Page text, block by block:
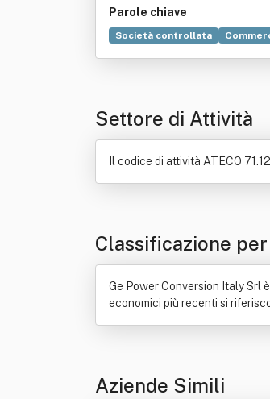
Parole chiave
Società controllata
Settore di Attività
Il codice di attività ATECO
Classificazione
Ge Power Conversion Italy Srl
economici più recenti si
Aziende Simili